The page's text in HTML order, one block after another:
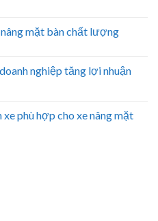
mặt bàn chất lượng
nghiệp tăng lợi nhuận
phù hợp cho xe nâng mặt